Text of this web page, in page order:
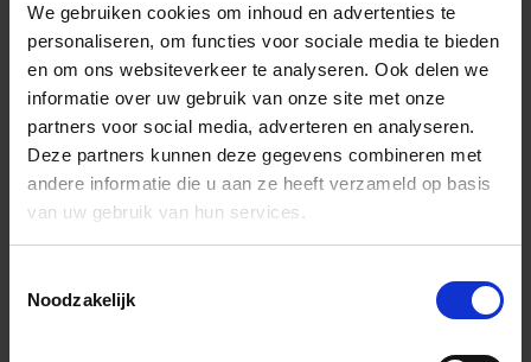
We gebruiken cookies om inhoud en advertenties te
personaliseren, om functies voor sociale media te bieden
en om ons websiteverkeer te analyseren. Ook delen we
informatie over uw gebruik van onze site met onze
partners voor social media, adverteren en analyseren.
Deze partners kunnen deze gegevens combineren met
andere informatie die u aan ze heeft verzameld op basis
van uw gebruik van hun services.
Noodzakelijk